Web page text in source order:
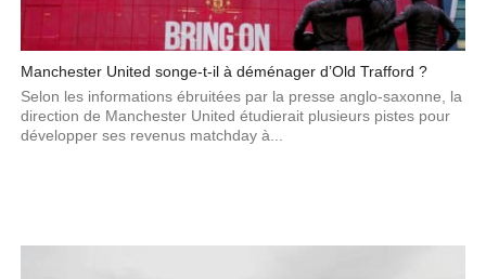
Manchester United songe-t-il à déménager d’Old Trafford ?
Selon les informations ébruitées par la presse anglo-saxonne, la
direction de Manchester United étudierait plusieurs pistes pour
développer ses revenus matchday à...